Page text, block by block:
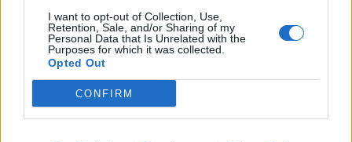
I want to opt-out of Collection, Use,
Retention, Sale, and/or Sharing of my
Personal Data that Is Unrelated with the
Purposes for which it was collected.
Opted Out
CONFIRM
ηλικίας, φύλου, θρησκείας ή οικογενειακής κατάστασης.
Τα προσωπικά δεδομένα που υποβάλλονται θα
χρησιμοποιηθούν αποκλειστικά για τις ανάγκες της
Προστασίας Δεδομένων — GDPR. Όλες οι πληροφορίες
τηρούνται εμπιστευτικές και δεν κοινοποιούνται σε τρίτους.